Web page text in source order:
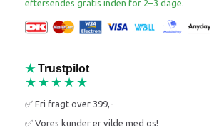
eftersendes gratis inden for 2–3 dage.
★ Trustpilot
★★★★★
✅ Fri fragt over 399,-
✅ Vores kunder er vilde med os!